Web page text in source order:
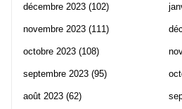
décembre 2023 (102)
novembre 2023 (111)
octobre 2023 (108)
septembre 2023 (95)
août 2023 (62)